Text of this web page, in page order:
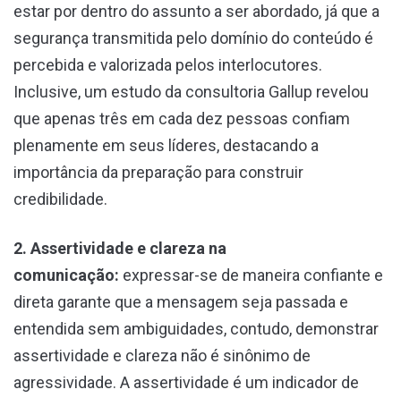
estar por dentro do assunto a ser abordado, já que a
segurança transmitida pelo domínio do conteúdo é
percebida e valorizada pelos interlocutores.
Inclusive, um estudo da consultoria Gallup revelou
que apenas três em cada dez pessoas confiam
plenamente em seus líderes, destacando a
importância da preparação para construir
credibilidade.
2. Assertividade e clareza na
comunicação: expressar-se de maneira confiante e
direta garante que a mensagem seja passada e
entendida sem ambiguidades, contudo, demonstrar
assertividade e clareza não é sinônimo de
agressividade. A assertividade é um indicador de